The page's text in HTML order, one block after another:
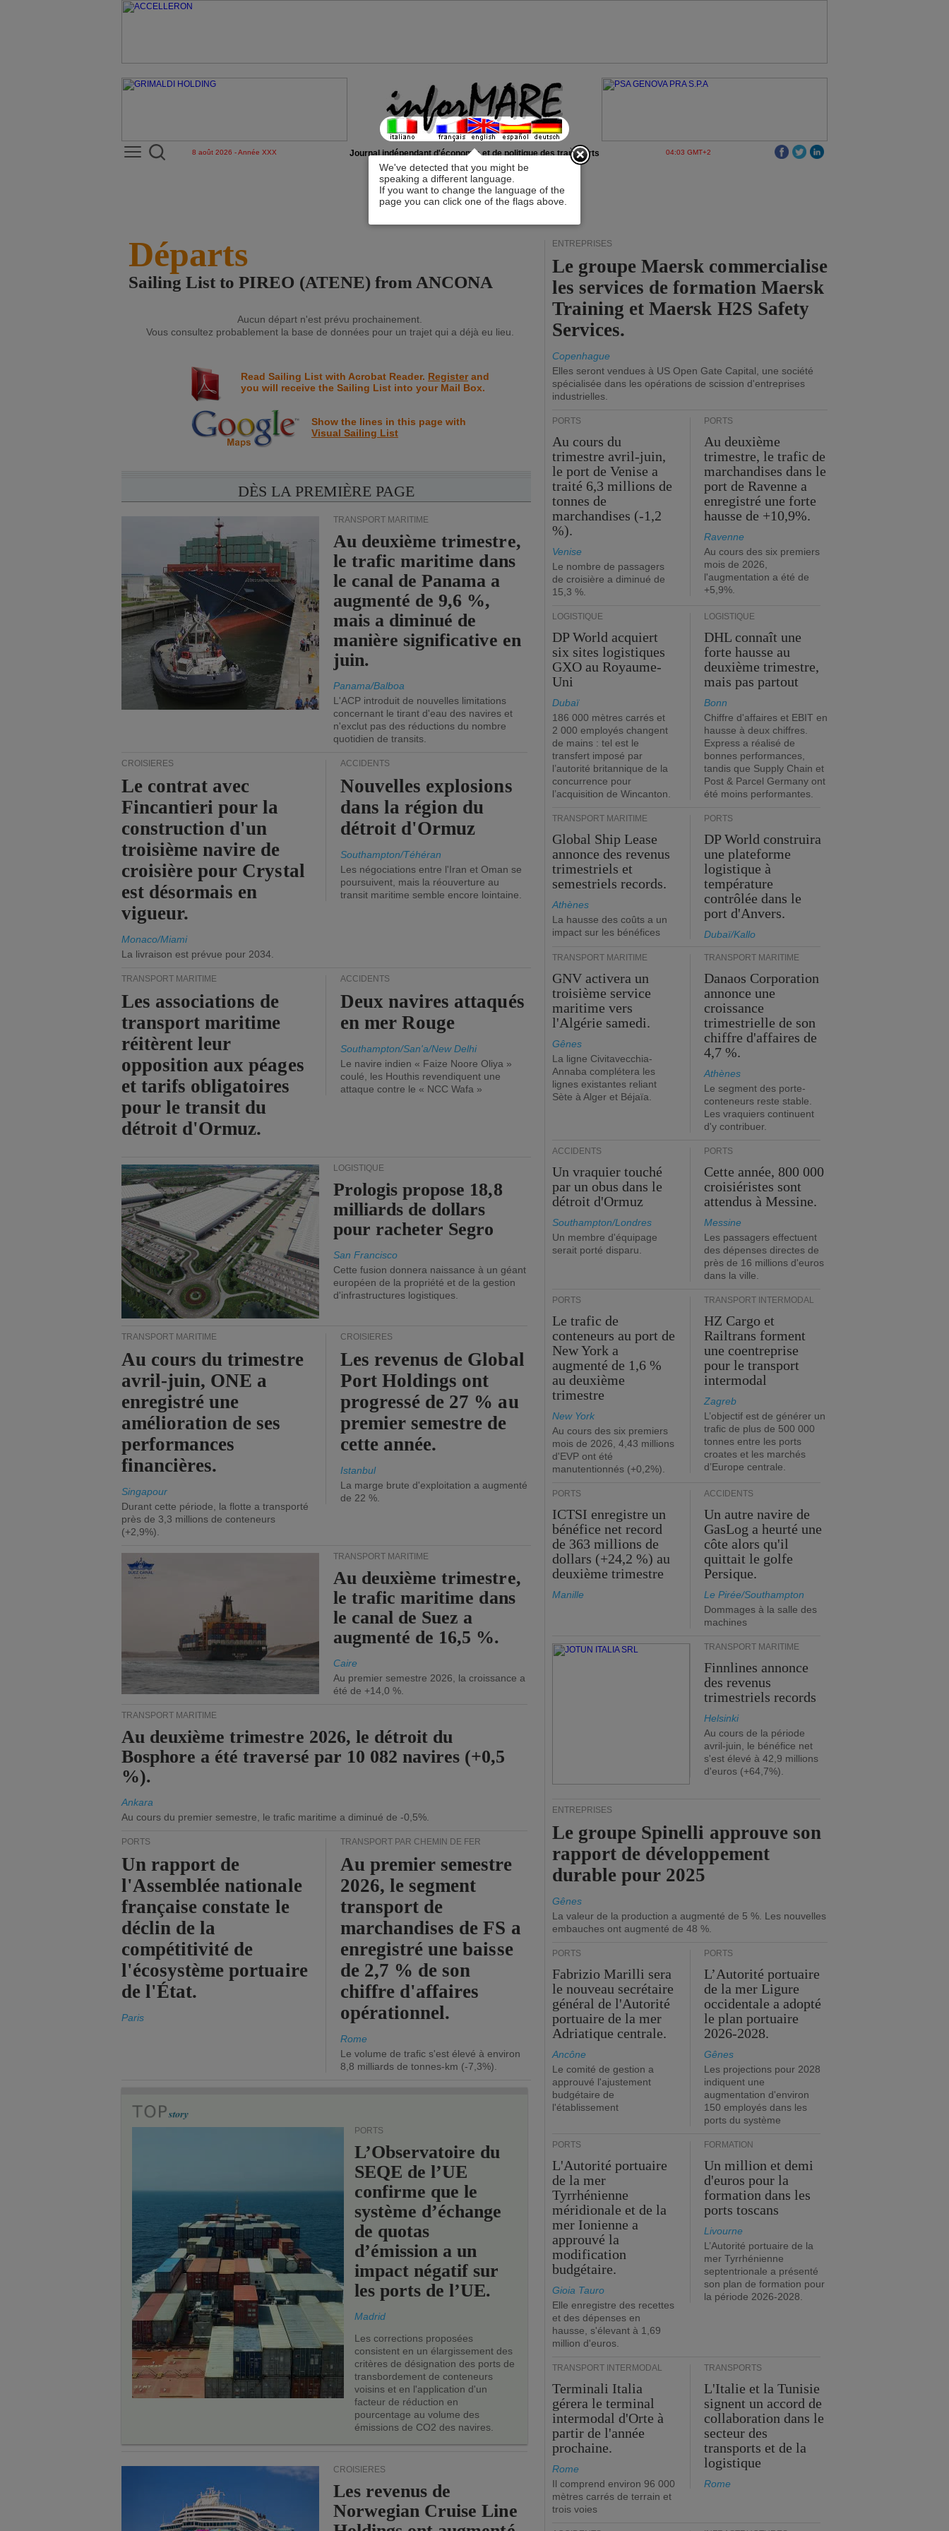
We've detected that you might be
speaking a different language.
If you want to change the language of the
page you can click one of the flags above.
x
8 août 2026 - Année XXX Journal indépendant d'économie et de politique des transports 04:03 GMT+2
Départs
Sailing List to PIREO (ATENE) from ANCONA
Aucun départ n'est prévu prochainement.
Vous consultez probablement la base de données pour un trajet qui a déjà eu lieu.
Read Sailing List with Acrobat Reader. Registerand
you will receive the Sailing List into your Mail Box.
Show the lines in this page with
Visual Sailing List
DÈS LA PREMIÈRE PAGE
TRANSPORT MARITIME
Au deuxième trimestre,
le trafic maritime dans
le canal de Panama a
augmenté de 9,6 %,
mais a diminué de
manière significative en
juin.
Panama/Balboa
L'ACP introduit de nouvelles limitations
concernant le tirant d'eau des navires et
n'exclut pas des réductions du nombre
quotidien de transits.
CROISIÈRES
Le contrat avec
Fincantieri pour la
construction d'un
troisième navire de
croisière pour Crystal
est désormais en
vigueur.
Monaco/Miami
La livraison est prévue pour 2034.
ACCIDENTS
Nouvelles explosions
dans la région du
détroit d'Ormuz
Southampton/Téhéran
Les négociations entre l'Iran et Oman se
poursuivent, mais la réouverture au
transit maritime semble encore lointaine.
TRANSPORT MARITIME
Les associations de
transport maritime
réitèrent leur
opposition aux péages
et tarifs obligatoires
pour le transit du
détroit d'Ormuz.
ACCIDENTS
Deux navires attaqués
en mer Rouge
Southampton/San'a/New Delhi
Le navire indien « Faize Noore Oliya »
coulé, les Houthis revendiquent une
attaque contre le « NCC Wafa »
LOGISTIQUE
Prologis propose 18,8
milliards de dollars
pour racheter Segro
San Francisco
Cette fusion donnera naissance à un géant
européen de la propriété et de la gestion
d'infrastructures logistiques.
TRANSPORT MARITIME
Au cours du trimestre
avril-juin, ONE a
enregistré une
amélioration de ses
performances
financières.
Singapour
Durant cette période, la flotte a transporté
près de 3,3 millions de conteneurs
(+2,9%).
CROISIÈRES
Les revenus de Global
Port Holdings ont
progressé de 27 % au
premier semestre de
cette année.
Istanbul
La marge brute d'exploitation a augmenté
de 22 %.
TRANSPORT MARITIME
Au deuxième trimestre,
le trafic maritime dans
le canal de Suez a
augmenté de 16,5 %.
Caire
Au premier semestre 2026, la croissance a
été de +14,0 %.
TRANSPORT MARITIME
Au deuxième trimestre 2026, le détroit du
Bosphore a été traversé par 10 082 navires (+0,5
%).
Ankara
Au cours du premier semestre, le trafic maritime a diminué de -0,5%.
PORTS
Un rapport de
l'Assemblée nationale
française constate le
déclin de la
compétitivité de
l'écosystème portuaire
de l'État.
Paris
TRANSPORT PAR CHEMIN DE FER
Au premier semestre
2026, le segment
transport de
marchandises de FS a
enregistré une baisse
de 2,7 % de son
chiffre d'affaires
opérationnel.
Rome
Le volume de trafic s'est élevé à environ
8,8 milliards de tonnes-km (-7,3%).
PORTS
L’Observatoire du
SEQE de l’UE
confirme que le
système d’échange
de quotas
d’émission a un
impact négatif sur
les ports de l’UE.
Madrid
Les corrections proposées
consistent en un élargissement des
critères de désignation des ports de
transbordement de conteneurs
voisins et en l'application d'un
facteur de réduction en
pourcentage au volume des
émissions de CO2 des navires.
CROISIÈRES
Les revenus de
Norwegian Cruise Line
ENTREPRISES
Le groupe Maersk commercialise
les services de formation Maersk
Training et Maersk H2S Safety
Services.
Copenhague
Elles seront vendues à US Open Gate Capital, une société
spécialisée dans les opérations de scission d'entreprises
industrielles.
PORTS
Au cours du
trimestre avril-juin,
le port de Venise a
traité 6,3 millions de
tonnes de
marchandises (-1,2
%).
Venise
Le nombre de passagers
de croisière a diminué de
15,3 %.
PORTS
Au deuxième
trimestre, le trafic de
marchandises dans le
port de Ravenne a
enregistré une forte
hausse de +10,9%.
Ravenne
Au cours des six premiers
mois de 2026,
l'augmentation a été de
+5,9%.
LOGISTIQUE
DP World acquiert
six sites logistiques
GXO au Royaume-
Uni
Dubaï
186 000 mètres carrés et
2 000 employés changent
de mains : tel est le
transfert imposé par
l’autorité britannique de la
concurrence pour
l’acquisition de Wincanton.
LOGISTIQUE
DHL connaît une
forte hausse au
deuxième trimestre,
mais pas partout
Bonn
Chiffre d'affaires et EBIT en
hausse à deux chiffres.
Express a réalisé de
bonnes performances,
tandis que Supply Chain et
Post & Parcel Germany ont
été moins performantes.
TRANSPORT MARITIME
Global Ship Lease
annonce des revenus
trimestriels et
semestriels records.
Athènes
La hausse des coûts a un
impact sur les bénéfices
PORTS
DP World construira
une plateforme
logistique à
température
contrôlée dans le
port d'Anvers.
Dubaï/Kallo
TRANSPORT MARITIME
GNV activera un
troisième service
maritime vers
l'Algérie samedi.
Gênes
La ligne Civitavecchia-
Annaba complétera les
lignes existantes reliant
Sète à Alger et Béjaïa.
TRANSPORT MARITIME
Danaos Corporation
annonce une
croissance
trimestrielle de son
chiffre d'affaires de
4,7 %.
Athènes
Le segment des porte-
conteneurs reste stable.
Les vraquiers continuent
d'y contribuer.
ACCIDENTS
Un vraquier touché
par un obus dans le
détroit d'Ormuz
Southampton/Londres
Un membre d'équipage
serait porté disparu.
PORTS
Cette année, 800 000
croisiéristes sont
attendus à Messine.
Messine
Les passagers effectuent
des dépenses directes de
près de 16 millions d'euros
dans la ville.
PORTS
Le trafic de
conteneurs au port de
New York a
augmenté de 1,6 %
au deuxième
trimestre
New York
Au cours des six premiers
mois de 2026, 4,43 millions
d'EVP ont été
manutentionnés (+0,2%).
TRANSPORT INTERMODAL
HZ Cargo et
Railtrans forment
une coentreprise
pour le transport
intermodal
Zagreb
L’objectif est de générer un
trafic de plus de 500 000
tonnes entre les ports
croates et les marchés
d’Europe centrale.
PORTS
ICTSI enregistre un
bénéfice net record
de 363 millions de
dollars (+24,2 %) au
deuxième trimestre
Manille
ACCIDENTS
Un autre navire de
GasLog a heurté une
côte alors qu'il
quittait le golfe
Persique.
Le Pirée/Southampton
Dommages à la salle des
machines
TRANSPORT MARITIME
Finnlines annonce
des revenus
trimestriels records
Helsinki
Au cours de la période
avril-juin, le bénéfice net
s'est élevé à 42,9 millions
d'euros (+64,7%).
ENTREPRISES
Le groupe Spinelli approuve son
rapport de développement
durable pour 2025
Gênes
La valeur de la production a augmenté de 5 %. Les nouvelles
embauches ont augmenté de 48 %.
PORTS
Fabrizio Marilli sera
le nouveau secrétaire
général de l'Autorité
portuaire de la mer
Adriatique centrale.
Ancône
Le comité de gestion a
approuvé l'ajustement
budgétaire de
l'établissement
PORTS
L’Autorité portuaire
de la mer Ligure
occidentale a adopté
le plan portuaire
2026-2028.
Gênes
Les projections pour 2028
indiquent une
augmentation d'environ
150 employés dans les
ports du système
PORTS
L'Autorité portuaire
de la mer
Tyrrhénienne
méridionale et de la
mer Ionienne a
approuvé la
modification
budgétaire.
Gioia Tauro
Elle enregistre des recettes
et des dépenses en
hausse, s'élevant à 1,69
million d'euros.
FORMATION
Un million et demi
d'euros pour la
formation dans les
ports toscans
Livourne
L’Autorité portuaire de la
mer Tyrrhénienne
septentrionale a présenté
son plan de formation pour
la période 2026-2028.
TRANSPORT INTERMODAL
Terminali Italia
gérera le terminal
intermodal d'Orte à
partir de l'année
prochaine.
Rome
Il comprend environ 96 000
mètres carrés de terrain et
trois voies
TRANSPORTS
L'Italie et la Tunisie
signent un accord de
collaboration dans le
secteur des
transports et de la
logistique
Rome